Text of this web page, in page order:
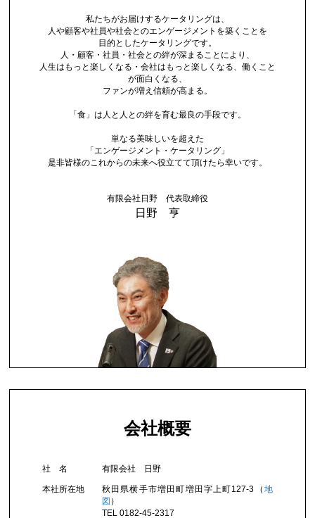
私たちがお届けするケータリングは、
人や顧客や社員や社会とのエンゲージメントを築くことを
目的としたケータリングです。
人・顧客・社員・社会との絆が深まることにより、
人生はもっと楽しくなる・会社はもっと楽しくなる、働くこと
が面白くなる、
ファンが増え信頼が高まる。
「食」は人と人との絆を育む最良の手段です。
単なる美味しいを超えた
「エンゲージメント・ケータリング」
是非皆様のこれからの未来へ役立てて頂けたら幸いです。
有限会社日野 代表取締役
日野 亨
会社概要
社 名 有限会社 日野
本社所在地 秋田県横手市増田町増田字上町127-3（ 地
図 ）
TEL 0182-45-2317